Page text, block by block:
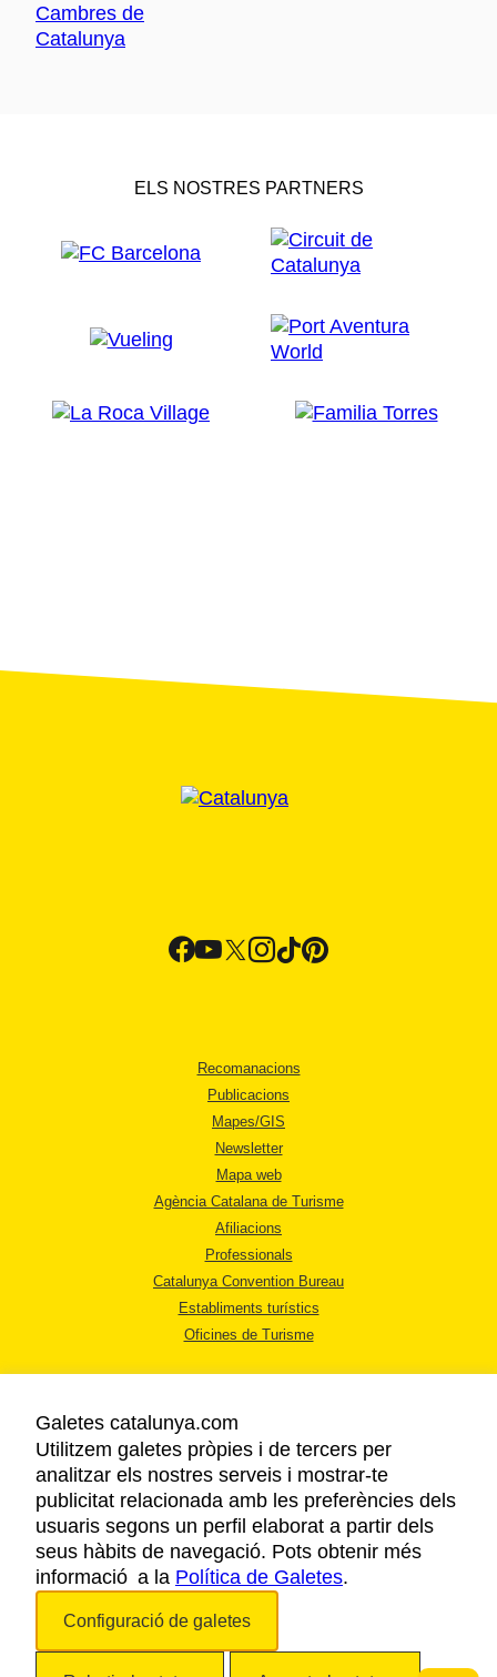
ELS NOSTRES PARTNERS
Recomanacions
Publicacions
Mapes/GIS
Newsletter
Mapa web
Agència Catalana de Turisme
Afiliacions
Professionals
Catalunya Convention Bureau
Establiments turístics
Oficines de Turisme
AVÍS LEGAL
POLÍTICA DE PRIVACITAT
COOKIES
ACCESSIBILITAT
Galetes catalunya.com
Utilitzem galetes pròpies i de tercers per
analitzar els nostres serveis i mostrar-te
publicitat relacionada amb les preferències dels
usuaris segons un perfil elaborat a partir dels
seus hàbits de navegació. Pots obtenir més
informació a la Política de Galetes.
Configuració de galetes